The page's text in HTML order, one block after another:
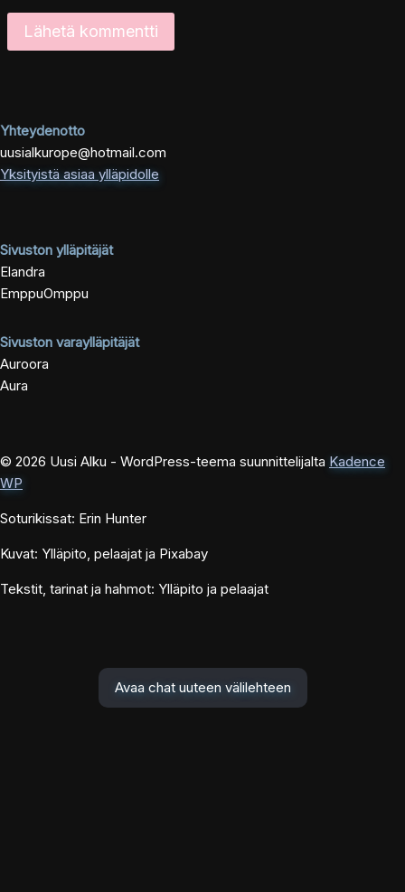
Yhteydenotto
uusialkurope@hotmail.com
Yksityistä asiaa ylläpidolle
Sivuston ylläpitäjät
Elandra
EmppuOmppu
Sivuston varaylläpitäjät
Auroora
Aura
© 2026 Uusi Alku - WordPress-teema suunnittelijalta Kadence
WP
Soturikissat: Erin Hunter
Kuvat: Ylläpito, pelaajat ja Pixabay
Tekstit, tarinat ja hahmot: Ylläpito ja pelaajat
Avaa chat uuteen välilehteen